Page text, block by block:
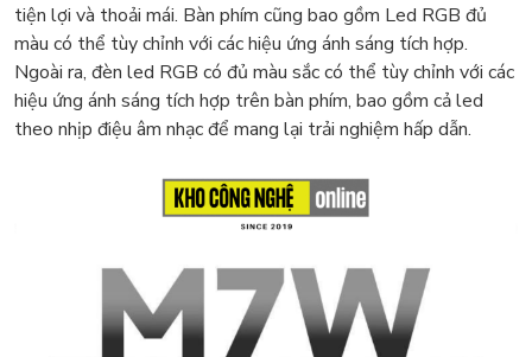
tiện lợi và thoải mái. Bàn phím cũng bao gồm Led RGB đủ
màu có thể tùy chỉnh với các hiệu ứng ánh sáng tích hợp.
Ngoài ra, đèn led RGB có đủ màu sắc có thể tùy chỉnh với các
hiệu ứng ánh sáng tích hợp trên bàn phím, bao gồm cả led
theo nhịp điệu âm nhạc để mang lại trải nghiệm hấp dẫn.